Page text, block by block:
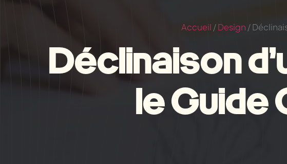
Accueil /Design /
Déclinaison
le Guide